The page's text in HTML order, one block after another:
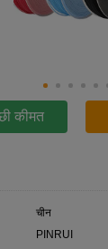
कीमत
चीन
PINRUI